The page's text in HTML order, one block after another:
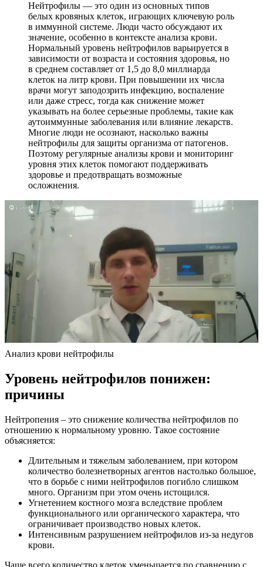
Нейтрофилы — это один из основных типов
белых кровяных клеток, играющих ключевую роль
в иммунной системе. Люди часто обсуждают их
значение, особенно в контексте анализа крови.
Нормальный уровень нейтрофилов варьируется в
зависимости от возраста и состояния здоровья, но
в среднем составляет от 1,5 до 8,0 миллиарда
клеток на литр крови. При повышении их числа
врачи могут заподозрить инфекцию, воспаление
или даже стресс, тогда как снижение может
указывать на более серьезные проблемы, такие как
аутоиммунные заболевания или влияние лекарств.
Многие люди не осознают, насколько важны
нейтрофилы для защиты организма от патогенов.
Поэтому регулярные анализы крови и мониторинг
уровня этих клеток помогают поддерживать
здоровье и предотвращать возможные
осложнения.
Анализ крови нейтрофилы
Уровень нейтрофилов понижен:
причины
Нейтропения – это снижение количества нейтрофилов по
отношению к нормальному уровню. Такое состояние
объясняется:
Длительным и тяжелым заболеванием, при котором
количество болезнетворных агентов настолько большое,
что в борьбе с ними нейтрофилов погибло слишком
много. Организм при этом очень истощился.
Угнетением костного мозга вследствие проблем
функционального или органического характера, что
ограничивает производство новых клеток.
Интенсивным разрушением нейтрофилов из-за недугов
крови.
Чаще всего количество клеток уменьшается по сравнению с